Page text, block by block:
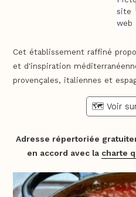
Cet établissement raffiné
et d'inspiration
provençales, italiennes et
🗺️ Voir
Adresse répertoriée
en accord avec la charte